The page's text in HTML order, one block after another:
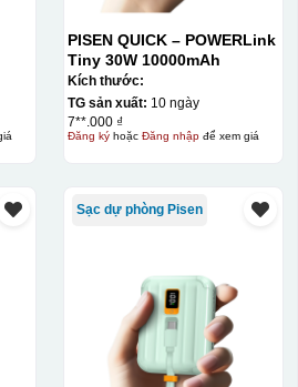
PISEN QUICK – POWERLink
Tiny 30W 10000mAh
Kích thước:
TG sản xuất: 10 ngày
7**.000 ₫
Đăng kýhoặc Đăng nhậpđể xem giá
Sạc dự phòng Pisen